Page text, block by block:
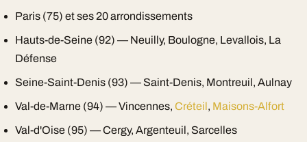
Paris (75) et ses 20 arrondissements
Hauts-de-Seine (92) — Neuilly, Boulogne, Levallois, La
Défense
Seine-Saint-Denis (93) — Saint-Denis, Montreuil, Aulnay
Val-de-Marne (94) — Vincennes, Créteil, Maisons-Alfort
Val-d'Oise (95) — Cergy, Argenteuil, Sarcelles